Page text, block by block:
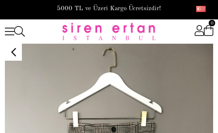
5000 TL ve Üzeri Kargo Ücretsizdir!
0